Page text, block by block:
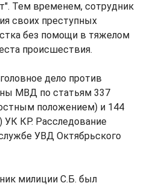
Тем временем, сотрудник
своих преступных
без помощи в тяжелом
происшествия.
дело против
МВД по статьям 337
положением) и 144
УК КР. Расследование
УВД Октябрьского
милиции С.Б. был